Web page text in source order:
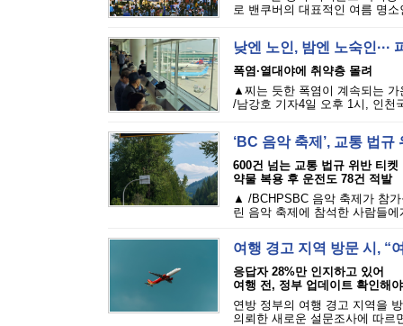
로 밴쿠버의 대표적인 여름 명
낮엔 노인, 밤엔 노숙인
폭염·열대야에 취약층 몰려
▲찌는 듯한 폭염이 계속되는 가
/남강호 기자4일 오후 1시, 인천
‘BC 음악 축제’, 교통 법
600건 넘는 교통 법규 위반 티켓
약물 복용 후 운전도 78건 적발
▲ /BCHPSBC 음악 축제가 참
린 음악 축제에 참석한 사람들
여행 경고 지역 방문 시, “
응답자 28%만 인지하고 있어
여행 전, 정부 업데이트 확인해야
연방 정부의 여행 경고 지역을
의뢰한 새로운 설문조사에 따르